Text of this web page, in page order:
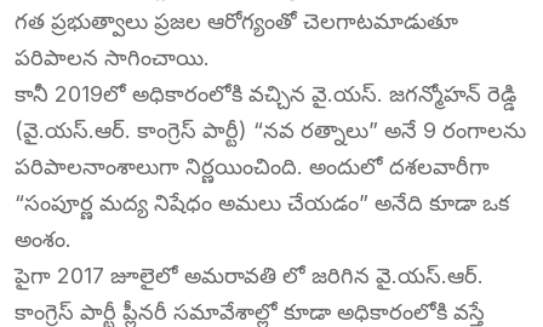
గత ప్రభుత్వాలు ప్రజల ఆరోగ్యంతో చెలగాటమాడుతూ
పరిపాలన సాగించాయి.
కానీ 2019లో అధికారంలోకి వచ్చిన వై.యస్. జగన్మోహన్ రెడ్డి
(వై.యస్.ఆర్. కాంగ్రెస్ పార్టీ) “నవ రత్నాలు” అనే 9 రంగాలను
పరిపాలనాంశాలుగా నిర్ణయించింది. అందులో దశలవారీగా
“సంపూర్ణ మద్య నిషేధం అమలు చేయడం” అనేది కూడా ఒక
అంశం.
పైగా 2017 జూలైలో అమరావతి లో జరిగిన వై.యస్.ఆర్.
కాంగ్రెస్ పార్టీ ప్లీనరీ సమావేశాల్లో కూడా అధికారంలోకి వస్తే